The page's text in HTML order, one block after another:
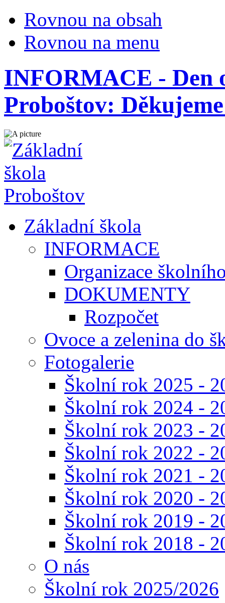
Rovnou na obsah
Rovnou na menu
INFORMACE - Den
Proboštov:
Základní škola
INFORMACE
Organizace
DOKUMENTY
Rozpočet
Ovoce a zelenina do
Fotogalerie
Školní rok 2025 -
Školní rok 2024 -
Školní rok 2023 -
Školní rok 2022 -
Školní rok 2021 -
Školní rok 2020 -
Školní rok 2019 -
Školní rok 2018 -
O nás
Školní rok 2025/2026